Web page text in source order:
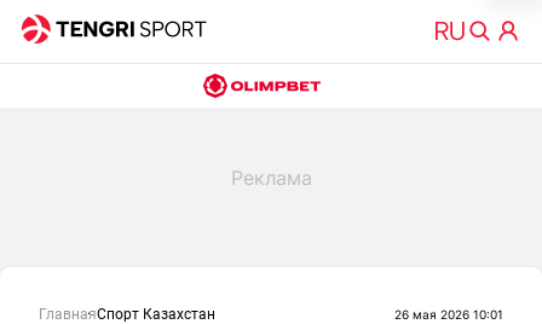
ГлавнаяСпорт Казахстан 26 мая 2026 10:01